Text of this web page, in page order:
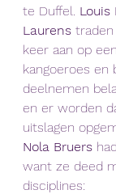
te Duffel. Louis
Laurens
keer aan op
kangoeroes en
deelnemen
en er worden
uitslagen
Nola Bruers
want ze deed
disciplines: